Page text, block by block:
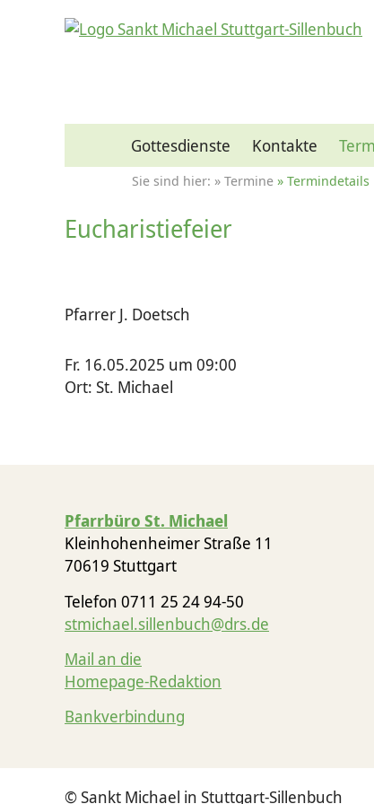
Gottesdienste Kontakte
Termine Termindetails
Eucharistiefeier
Pfarrer J. Doetsch
Fr. 16.05.2025 um 09:00
Ort: St. Michael
Pfarrbüro St. Michael
Kleinhohenheimer Straße 11
70619 Stuttgart
Telefon 0711 25 24 94-50
stmichael.sillenbuch@drs.de
Mail an die
Homepage-Redaktion
Bankverbindung
© Sankt Michael in Stuttgart-Sillenbuch